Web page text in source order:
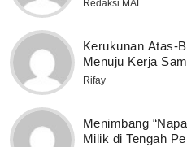
Redaksi MAL
Kerukunan Atas-
Menuju Kerja
Rifay
Menimbang
Milik di Tengah